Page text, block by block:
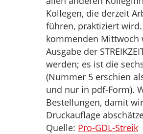
Kollegen, die derzeit
führen, praktiziert
kommenden Mittwoch
Ausgabe der
werden; es ist die
(Nummer 5 erschien
und nur in pdf-Form).
Bestellungen, damit
Druckauflage
Quelle: Pro-GDL-Streik